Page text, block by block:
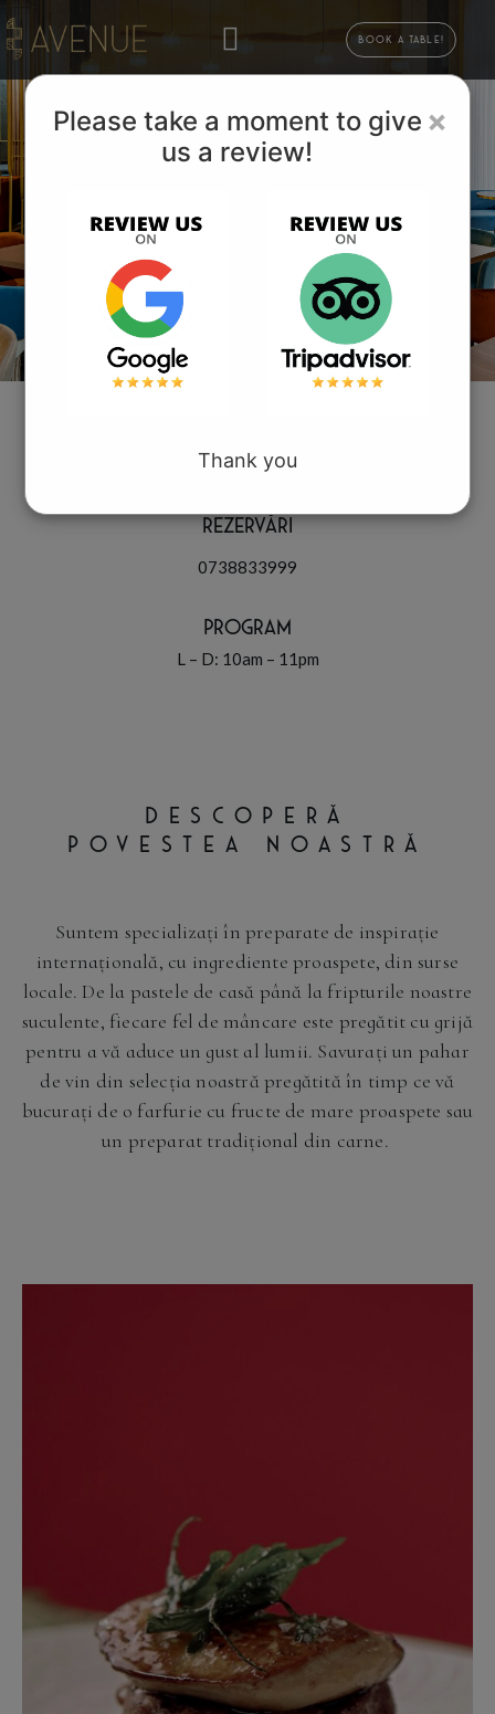
Book a table!
Comandă pe BucovEat
Bd. 1 Decembrie 1918, nr. 15
Suceava
Rezervări
0738833999
Program
L – D: 10am – 11pm
DESCOPERĂ
POVESTEA NOASTRĂ
Suntem specializați în preparate de inspirație
internațională, cu ingrediente proaspete, din surse
locale. De la pastele de casă până la fripturile noastre
suculente, fiecare fel de mâncare este pregătit cu grijă
pentru a vă aduce un gust al lumii. Savurați un pahar
de vin din selecția noastră pregătită în timp ce vă
bucurați de o farfurie cu fructe de mare proaspete sau
un preparat tradițional din carne.
×
Please take a moment to give
us a review!
Thank you